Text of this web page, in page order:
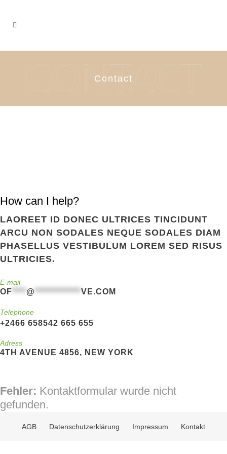
Contact
How can I help?
LAOREET ID DONEC ULTRICES TINCIDUNT
ARCU NON SODALES NEQUE SODALES DIAM
PHASELLUS VESTIBULUM LOREM SED RISUS
ULTRICIES.
E-mail
OF **** @ ************* VE.COM
Telephone
+2466 658542 665 655
Adress
4TH AVENUE 4856, NEW YORK
Fehler: Kontaktformular wurde nicht
gefunden.
AGB Datenschutzerklärung Impressum Kontakt